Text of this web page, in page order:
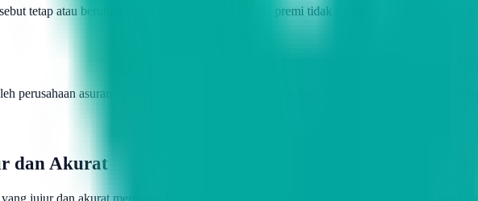
tetap atau berubah setiap tahun. Pastikan bahwa premi tidak naik terlalu tinggi setiap
perusahaan asuransi untuk produk asuransi yang Anda beli. Misalnya, diskon untuk
dan Akurat